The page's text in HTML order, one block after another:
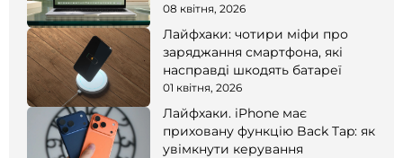
08 квітня, 2026
Лайфхаки: чотири міфи про
заряджання смартфона, які
насправді шкодять батареї
01 квітня, 2026
Лайфхаки. iPhone має
приховану функцію Back Tap: як
увімкнути керування